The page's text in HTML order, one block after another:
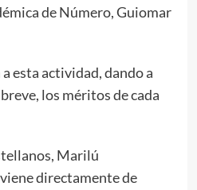
de Número, Guiomar
esta actividad, dando a
los méritos de cada
Marilú
directamente de